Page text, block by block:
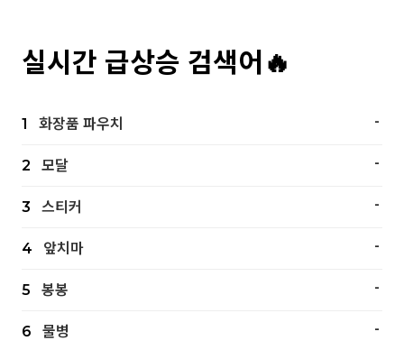
실시간 급상승 검색어🔥
1 화장품 파우치 -
2 모달 -
3 스티커 -
4 앞치마 -
5 봉봉 -
6 물병 -